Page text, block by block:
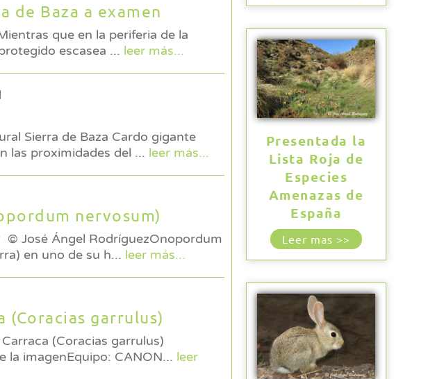
de Baza a examen
escasea ... leer más...
Sierra de Baza Cardo gigante
en las proximidades del ... leer más...
nervosum)
en uno de su h... leer más...
(Coracias garrulus)
la imagenEquipo: CANON... leer
Presentada la
Lista Roja de
Especies
Amenazas de
España
Leer mas >>